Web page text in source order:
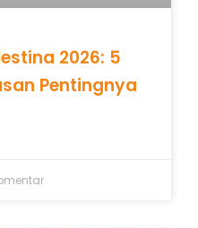
2026: 5
Pentingnya